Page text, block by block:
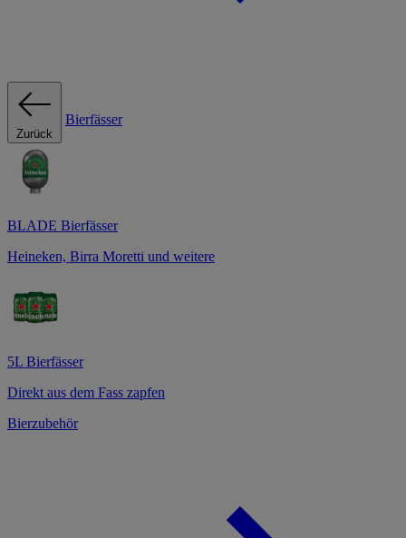
Zurück
Bierfässer
BLADE Bierfässer
Heineken, Birra Moretti und weitere
5L Bierfässer
Direkt aus dem Fass zapfen
Bierzubehör